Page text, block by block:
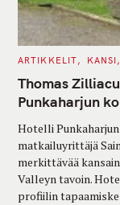
C
T
E
G
O
I
E
S
ARTIKKELIT KANSI
Thomas
Punkaharjun
Hotelli
matkailuyrittäjä
merkittävää
Valleyn tavoin.
profiilin